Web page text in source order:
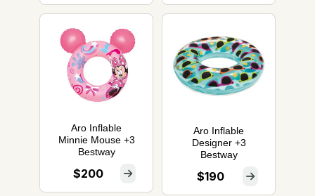
Aro Inflable
Minnie Mouse +3
Bestway
$200
Aro Inflable
Designer +3
Bestway
$190